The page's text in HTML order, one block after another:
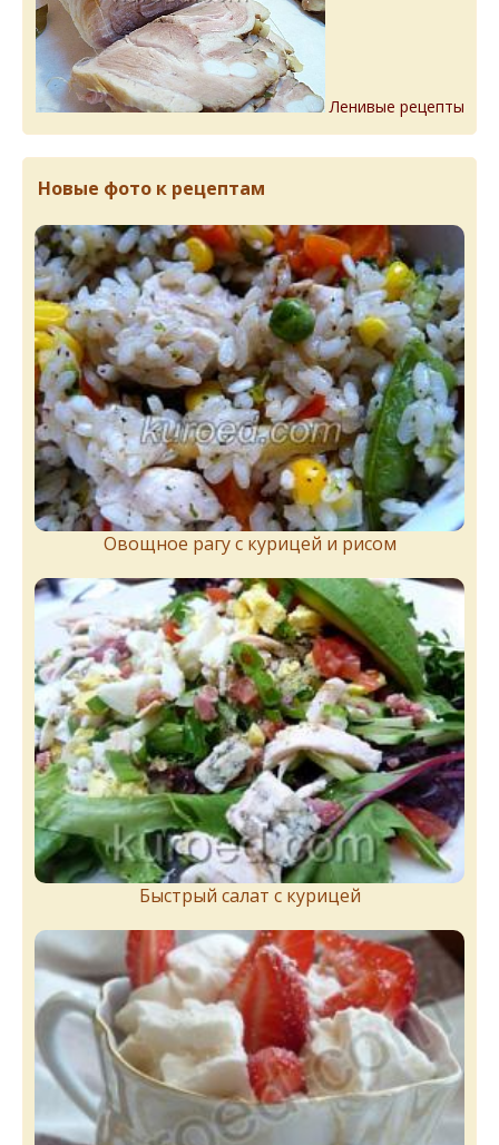
Ленивые рецепты
Новые фото к рецептам
Овощное рагу с курицей и рисом
Быстрый салат с курицей